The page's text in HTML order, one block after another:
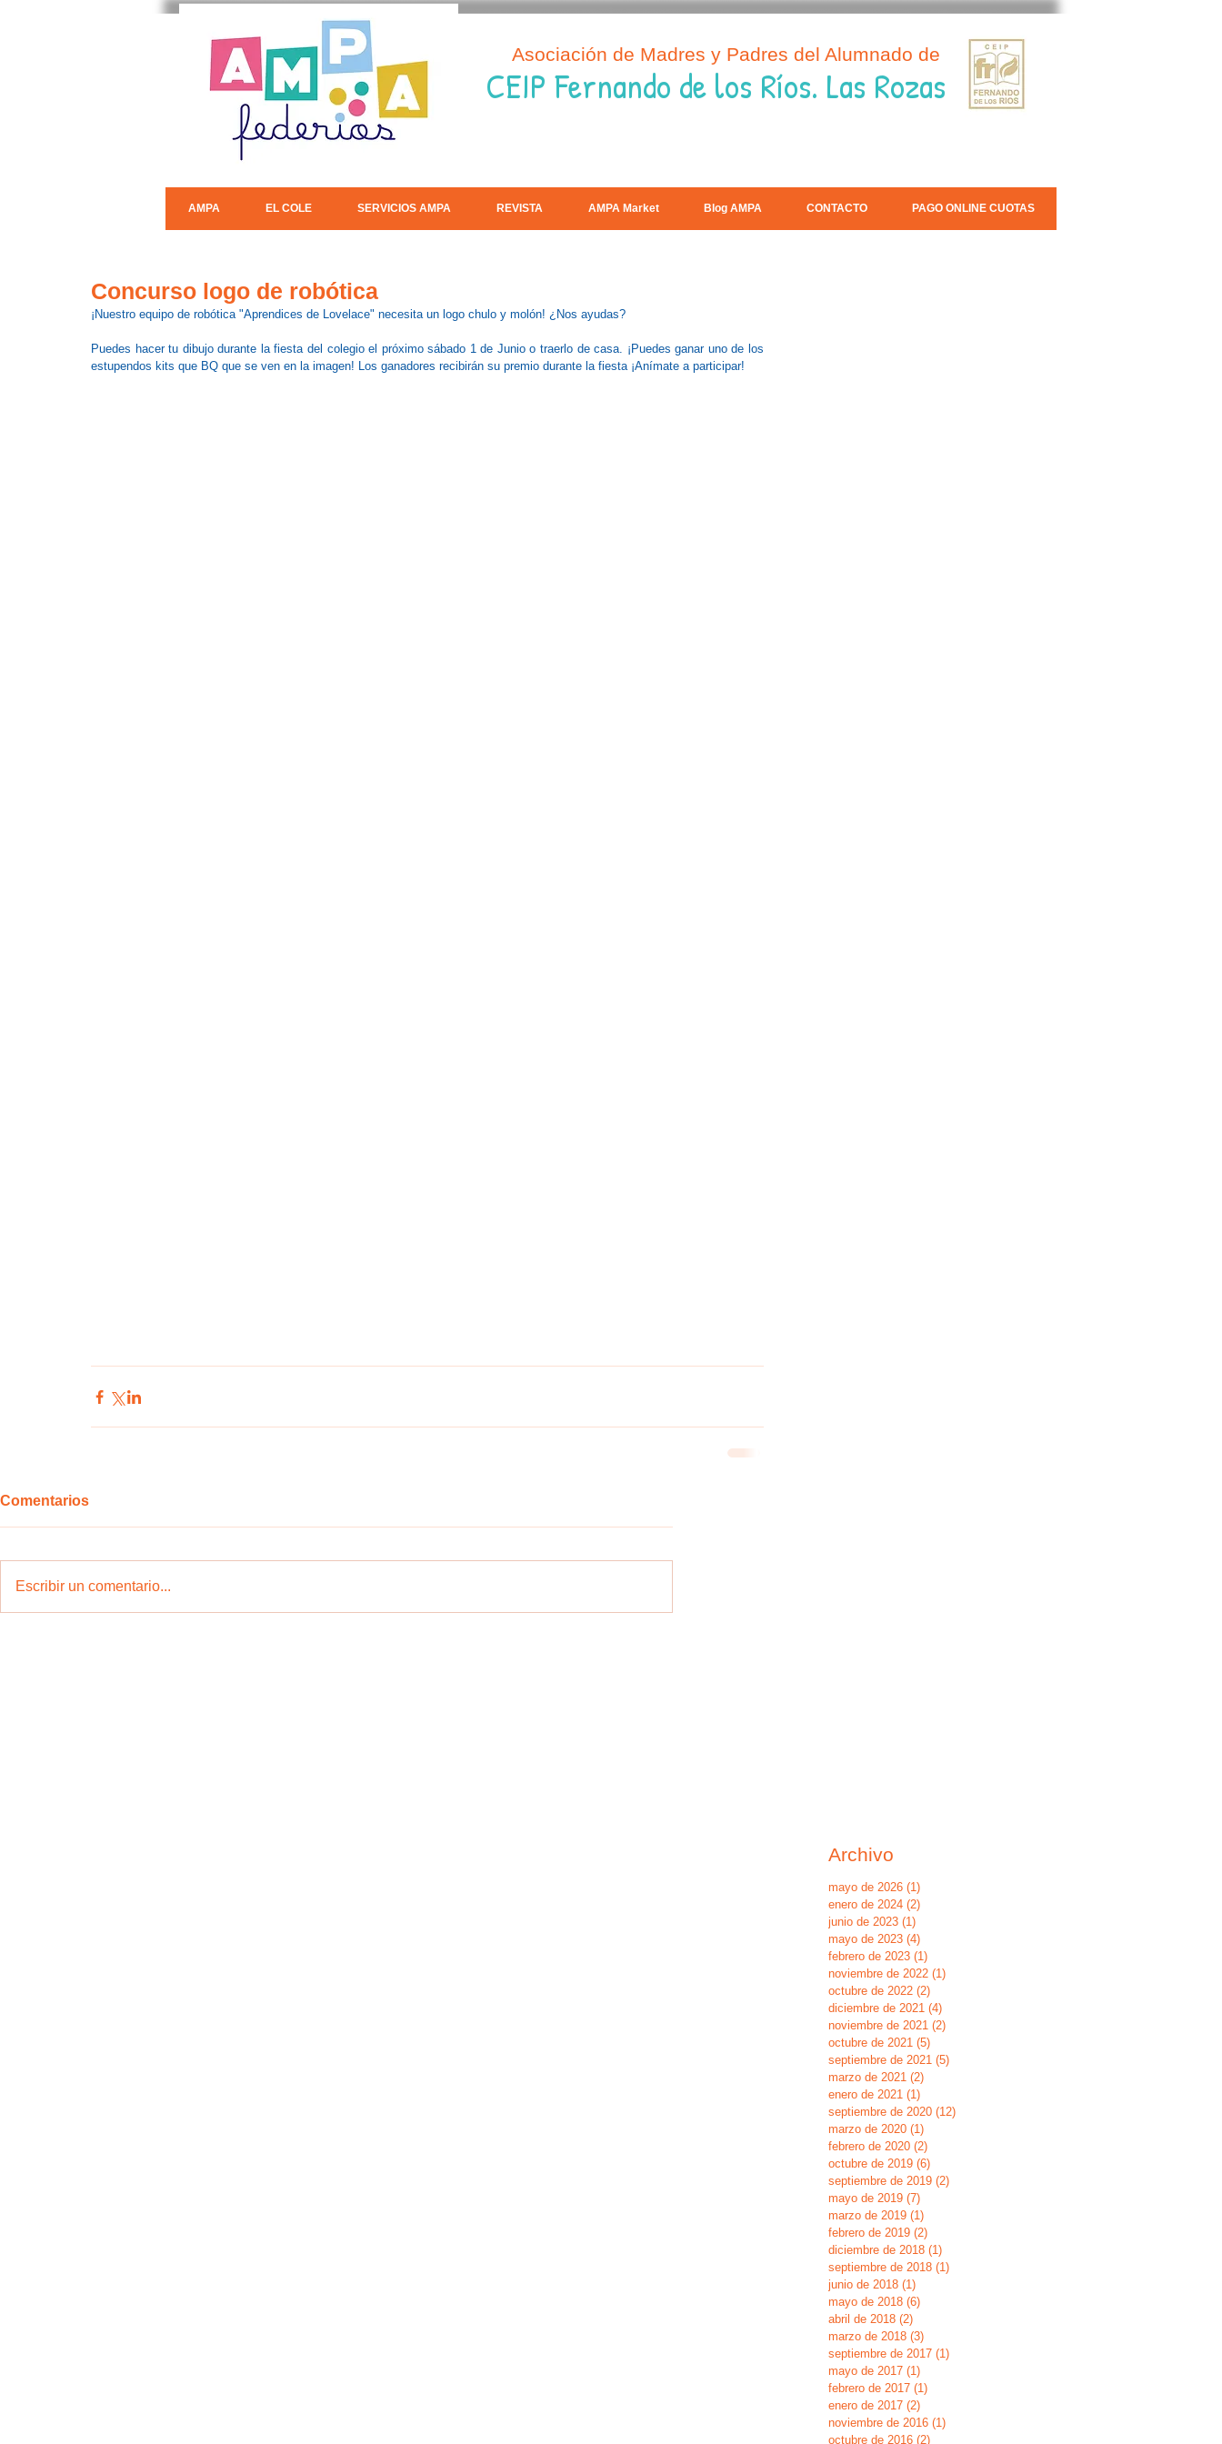
Asociación de Madres y Padres del Alumnado de
CEIP Fernando de los Ríos. Las Rozas
AMPA EL COLE SERVICIOS AMPA REVISTA AMPA Market Blog AMPA CONTACTO PAGO ONLINE CUOTAS
Concurso logo de robótica
¡Nuestro equipo de robótica "Aprendices de Lovelace" necesita un logo chulo y molón! ¿Nos ayudas?
Puedes hacer tu dibujo durante la fiesta del colegio el próximo sábado 1 de Junio o traerlo de casa. ¡Puedes ganar uno de los
estupendos kits que BQ que se ven en la imagen! Los ganadores recibirán su premio durante la fiesta ¡Anímate a participar!
Comentarios
Escribir un comentario...
Archivo
mayo de 2026 (1)
enero de 2024 (2)
junio de 2023 (1)
mayo de 2023 (4)
febrero de 2023 (1)
noviembre de 2022 (1)
octubre de 2022 (2)
diciembre de 2021 (4)
noviembre de 2021 (2)
octubre de 2021 (5)
septiembre de 2021 (5)
marzo de 2021 (2)
enero de 2021 (1)
septiembre de 2020 (12)
marzo de 2020 (1)
febrero de 2020 (2)
octubre de 2019 (6)
septiembre de 2019 (2)
mayo de 2019 (7)
marzo de 2019 (1)
febrero de 2019 (2)
diciembre de 2018 (1)
septiembre de 2018 (1)
junio de 2018 (1)
mayo de 2018 (6)
abril de 2018 (2)
marzo de 2018 (3)
septiembre de 2017 (1)
mayo de 2017 (1)
febrero de 2017 (1)
enero de 2017 (2)
noviembre de 2016 (1)
octubre de 2016 (2)